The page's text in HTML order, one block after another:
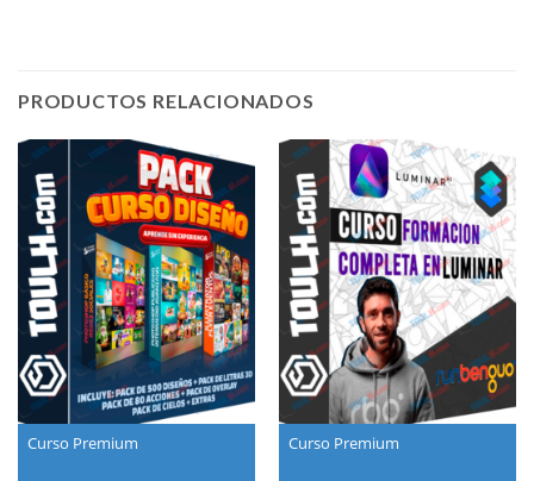
PRODUCTOS RELACIONADOS
Curso Premium Curso Premium